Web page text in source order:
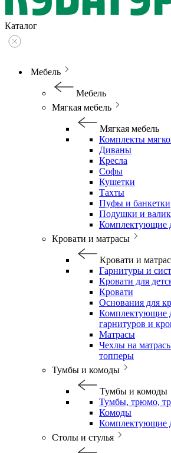
Каталог
Мебель
Мебель
Мягкая мебель
Мягкая мебель
Комплекты
Диваны
Кресла
Софы
Кушетки
Тахты
Пуфы и банкетки
Подушки и
Комплектующие
Кровати и матрасы
Кровати и
Гарнитуры и
Кровати для
Кровати
Основания для
Комплектующие
гарнитуров и
Матрасы
Чехлы на
топперы
Тумбы и комоды
Тумбы и комоды
Тумбы, трюмо,
Комоды
Комплектующие
Столы и стулья